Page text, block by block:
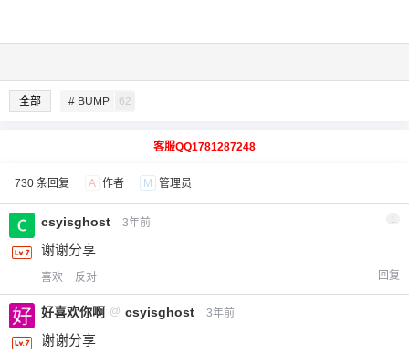
全部 # BUMP 62
客服QQ1781287248
730 条回复 A 作者 M 管理员
csyisghost 3年前 1
谢谢分享
喜欢 反对 回复
好喜欢你啊 @ csyisghost 3年前
谢谢分享